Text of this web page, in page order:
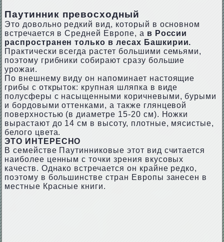
Паутинник превосходный
Это довольно редкий вид, который в основном
встречается в Средней Европе, а в России
распространен только в лесах Башкирии.
Практически всегда растет большими семьями,
поэтому грибники собирают сразу большие
урожаи.
По внешнему виду он напоминает настоящие
грибы с открыток: крупная шляпка в виде
полусферы с насыщенными коричневыми, бурыми
и бордовыми оттенками, а также глянцевой
поверхностью (в диаметре 15-20 см). Ножки
вырастают до 14 см в высоту, плотные, мясистые,
белого цвета.
ЭТО ИНТЕРЕСНО
В семействе Паутинниковые этот вид считается
наиболее ценным с точки зрения вкусовых
качеств. Однако встречается он крайне редко,
поэтому в большинстве стран Европы занесен в
местные Красные книги.